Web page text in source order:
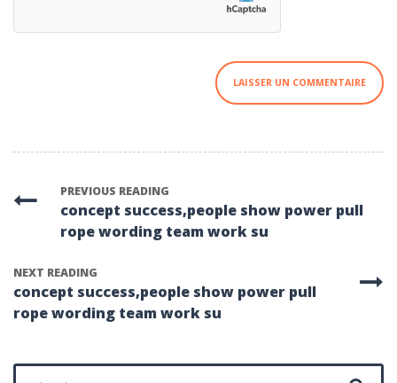
PREVIOUS READING
concept success,people show power pull
rope wording team work su
NEXT READING
concept success,people show power pull
rope wording team work su
Chercher